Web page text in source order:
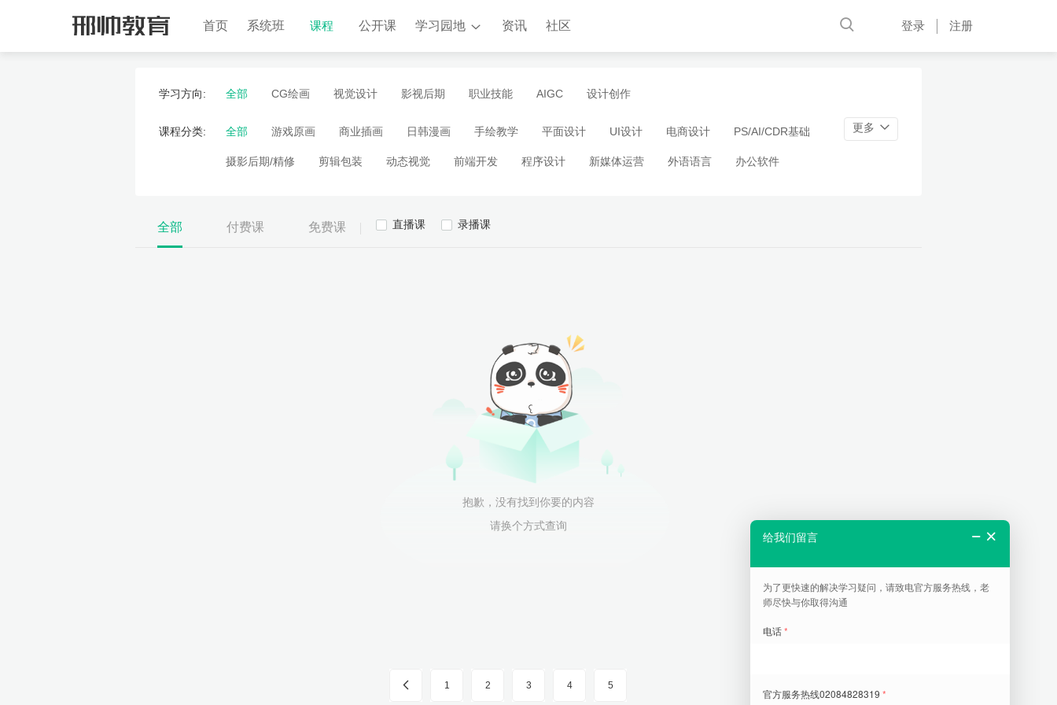
首页 系统班 课程 公开课 学习园地 资讯 社区 登录 注册
学习方向: 全部 CG绘画 视觉设计 影视后期 职业技能 AIGC 设计创作
课程分类: 全部 游戏原画 商业插画 日韩漫画 手绘教学 平面设计 UI设计 电商设计 PS/AI/CDR基础
摄影后期/精修 剪辑包装 动态视觉 前端开发 程序设计 新媒体运营 外语语言 办公软件
影视动画 AI基础 AI视觉 AI影视 AI绘画
更多
全部 付费课 免费课 直播课 录播课
抱歉，没有找到你要的内容
请换个方式查询
1 2 3 4 5